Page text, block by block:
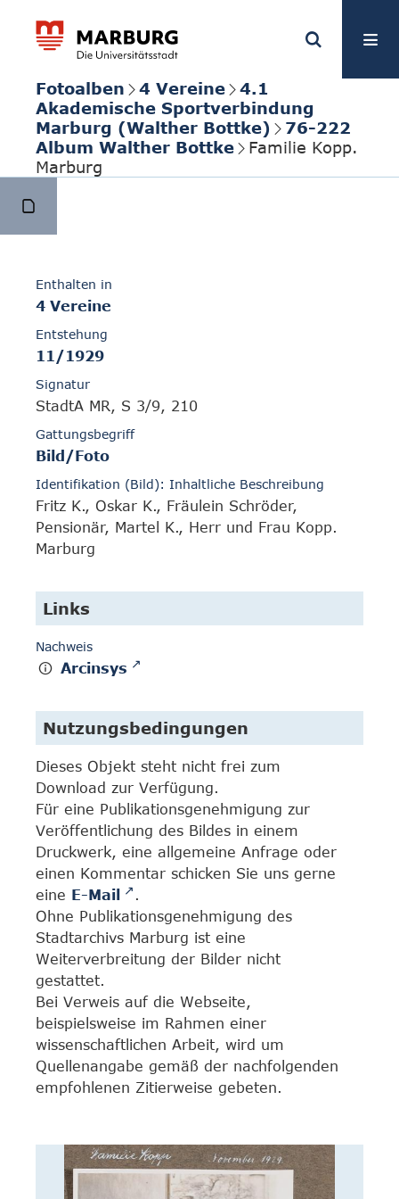
Fotoalben 4 Vereine
4.1
Akademische Sportverbindung
Marburg (Walther Bottke)
76-222
Album Walther Bottke
Familie Kopp.
Marburg
Enthalten in
4 Vereine
Entstehung
11/1929
Signatur
StadtA MR, S 3/9, 210
Gattungsbegriff
Bild/Foto
Identifikation (Bild): Inhaltliche Beschreibung
Fritz K., Oskar K., Fräulein Schröder,
Pensionär, Martel K., Herr und Frau Kopp.
Marburg
Links
Nachweis
Arcinsys
Nutzungsbedingungen
Dieses Objekt steht nicht frei zum
Download zur Verfügung.
Für eine Publikationsgenehmigung zur
Veröffentlichung des Bildes in einem
Druckwerk, eine allgemeine Anfrage oder
einen Kommentar schicken Sie uns gerne
eine E-Mail
.
Ohne Publikationsgenehmigung des
Stadtarchivs Marburg ist eine
Weiterverbreitung der Bilder nicht
gestattet.
Bei Verweis auf die Webseite,
beispielsweise im Rahmen einer
wissenschaftlichen Arbeit, wird um
Quellenangabe gemäß der nachfolgenden
empfohlenen Zitierweise gebeten.